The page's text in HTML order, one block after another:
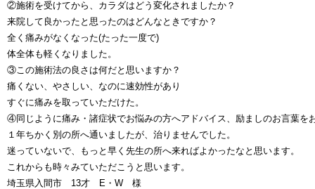
②施術を受けてから、カラダはどう変化されましたか？
来院して良かったと思ったのはどんなときですか？
全く痛みがなくなった(たった一度で)
体全体も軽くなりました。
③この施術法の良さは何だと思いますか？
痛くない、やさしい、なのに速効性があり
すぐに痛みを取っていただけた。
④同じように痛み・諸症状でお悩みの方へアドバイス、励ましのお言葉を
１年ちかく別の所へ通いましたが、治りませんでした。
迷っていないで、もっと早く先生の所へ来ればよかったなと思います。
これからも時々みていただこうと思います。
埼玉県入間市 13才 E・W 様